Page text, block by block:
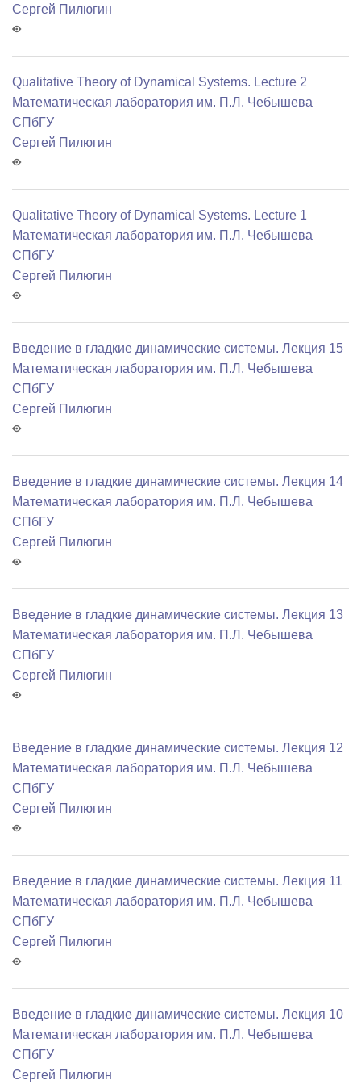
Сергей Пилюгин
Qualitative Theory of Dynamical Systems. Lecture 2
Математичеcкая лаборатория им. П.Л. Чебышева
СПбГУ
Сергей Пилюгин
Qualitative Theory of Dynamical Systems. Lecture 1
Математичеcкая лаборатория им. П.Л. Чебышева
СПбГУ
Сергей Пилюгин
Введение в гладкие динамические системы. Лекция 15
Математичеcкая лаборатория им. П.Л. Чебышева
СПбГУ
Сергей Пилюгин
Введение в гладкие динамические системы. Лекция 14
Математичеcкая лаборатория им. П.Л. Чебышева
СПбГУ
Сергей Пилюгин
Введение в гладкие динамические системы. Лекция 13
Математичеcкая лаборатория им. П.Л. Чебышева
СПбГУ
Сергей Пилюгин
Введение в гладкие динамические системы. Лекция 12
Математичеcкая лаборатория им. П.Л. Чебышева
СПбГУ
Сергей Пилюгин
Введение в гладкие динамические системы. Лекция 11
Математичеcкая лаборатория им. П.Л. Чебышева
СПбГУ
Сергей Пилюгин
Введение в гладкие динамические системы. Лекция 10
Математичеcкая лаборатория им. П.Л. Чебышева
СПбГУ
Сергей Пилюгин